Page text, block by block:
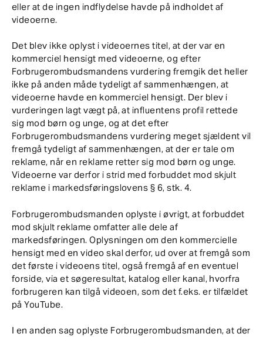
eller at de ingen indflydelse havde på indholdet af
videoerne.
Det blev ikke oplyst i videoernes titel, at der var en
kommerciel hensigt med videoerne, og efter
Forbrugerombudsmandens vurdering fremgik det heller
ikke på anden måde tydeligt af sammenhængen, at
videoerne havde en kommerciel hensigt. Der blev i
vurderingen lagt vægt på, at influentens profil rettede
sig mod børn og unge, og at det efter
Forbrugerombudsmandens vurdering meget sjældent vil
fremgå tydeligt af sammenhængen, at der er tale om
reklame, når en reklame retter sig mod børn og unge.
Videoerne var derfor i strid med forbuddet mod skjult
reklame i markedsføringslovens § 6, stk. 4.
Forbrugerombudsmanden oplyste i øvrigt, at forbuddet
mod skjult reklame omfatter alle dele af
markedsføringen. Oplysningen om den kommercielle
hensigt med en video skal derfor, ud over at fremgå som
det første i videoens titel, også fremgå af en eventuel
forside, via et søgeresultat, katalog eller kanal, hvorfra
forbrugeren kan tilgå videoen, som det f.eks. er tilfældet
på YouTube.
I en anden sag oplyste Forbrugerombudsmanden, at der